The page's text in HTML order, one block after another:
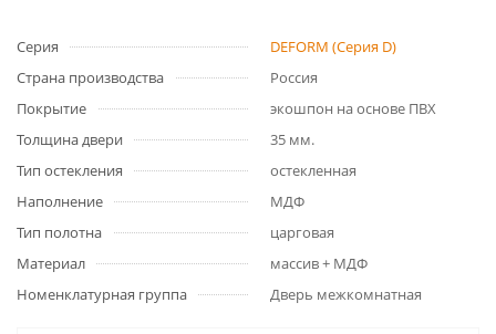
Серия
DEFORM (Серия D)
Страна производства
Россия
Покрытие
экошпон на основе ПВХ
Толщина двери
35 мм.
Тип остекления
остекленная
Наполнение
МДФ
Тип полотна
царговая
Материал
массив + МДФ
Номенклатурная группа
Дверь межкомнатная